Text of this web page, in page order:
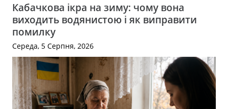
Кабачкова ікра на зиму: чому вона
виходить водянистою і як виправити
помилку
Середа, 5 Серпня, 2026